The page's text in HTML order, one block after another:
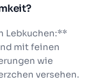
Lebkuchen:**
mit feinen
wie
versehen.